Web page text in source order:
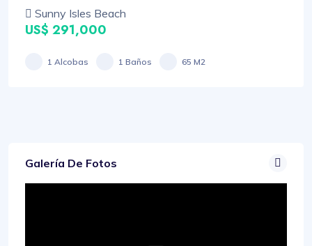
Sunny Isles Beach
US$ 291,000
1 Alcobas 1 Baños 65 M2
Galería De Fotos